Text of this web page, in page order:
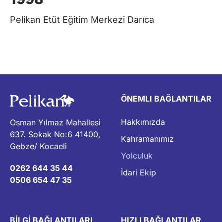
Pelikan Etüt Eğitim Merkezi Darıca
Osman Yılmaz Mahallesi
637. Sokak No:6 41400,
Gebze/ Kocaeli
0262 644 35 44
0506 654 47 35
ÖNEMLI BAĞLANTILAR
Hakkımızda
Kahramanımız
Yolculuk
İdari Ekip
BİLGİ BAĞLANTILARI HIZLI BAĞLANTILAR